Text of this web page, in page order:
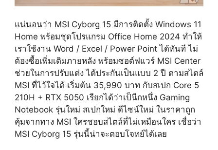
แน่นอนว่า MSI Cyborg 15 มีการติดตั้ง Windows 11
Home พร้อมชุดโปรแกรม Office Home 2024 ทำให้
เราใช้งาน Word / Excel / Power Point ได้ทันที ไม่
ต้องซื้อเพิ่มเติมภายหลัง พร้อมซอต์ฟแวร์ MSI Center
ช่วยในการปรับแต่ง ได้ประกันเป็นแบบ 2 ปี ตามสไตล์
MSI ที่ไว้ใจได้ เริ่มต้น 35,990 บาท กับสเปก Core 5
210H + RTX 5050 เรียกได้ว่าเป็นีกหนึ่ง Gaming
Notebook รุ่นใหม่ สเปกใหม่ ดีไซน์ใหม่ ในราคาถูก
คุ้มจากทาง MSI ใครชอบสไตล์ที่ไม่เหมือนใคร เชื่อว่า
MSI Cyborg 15 รุ่นนี้น่าจะตอบโจทย์ได้เลย